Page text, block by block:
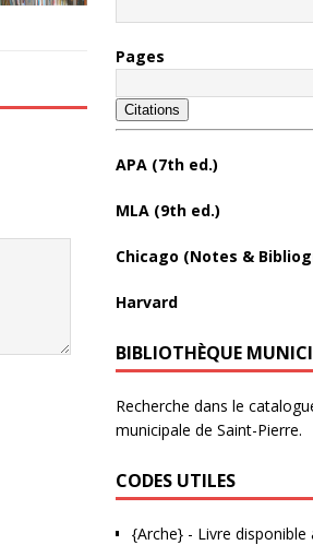
Pages
Citations
APA (7th ed.)
MLA (9th ed.)
Chicago (Notes &
Harvard
BIBLIOTHÈQUE
Recherche dans le
municipale de Saint-Pierre.
CODES UTILES
{Arche}- Livre disponible